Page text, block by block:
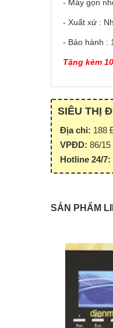
- Máy gọn
- Xuất xứ :
- Bảo hành :
Tặng kèm
SIÊU THỊ
Địa chỉ: 188
VPĐD: 86/
Hotline 24/7:
SẢN PHẨM